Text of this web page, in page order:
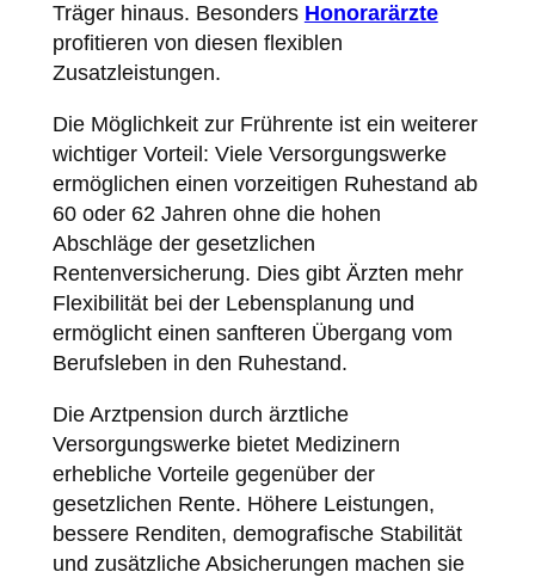
Träger hinaus. Besonders Honorarärzte
profitieren von diesen flexiblen
Zusatzleistungen.
Die Möglichkeit zur Frührente ist ein weiterer
wichtiger Vorteil: Viele Versorgungswerke
ermöglichen einen vorzeitigen Ruhestand ab
60 oder 62 Jahren ohne die hohen
Abschläge der gesetzlichen
Rentenversicherung. Dies gibt Ärzten mehr
Flexibilität bei der Lebensplanung und
ermöglicht einen sanfteren Übergang vom
Berufsleben in den Ruhestand.
Die Arztpension durch ärztliche
Versorgungswerke bietet Medizinern
erhebliche Vorteile gegenüber der
gesetzlichen Rente. Höhere Leistungen,
bessere Renditen, demografische Stabilität
und zusätzliche Absicherungen machen sie